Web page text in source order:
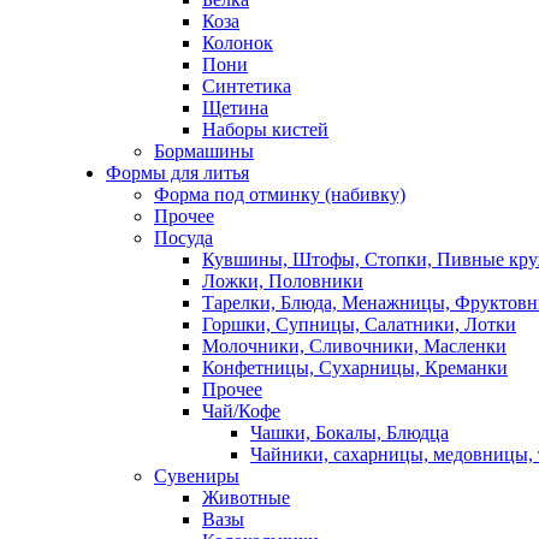
Коза
Колонок
Пони
Синтетика
Щетина
Наборы кистей
Бормашины
Формы для литья
Форма под отминку (набивку)
Прочее
Посуда
Кувшины, Штофы, Стопки, Пивные
Ложки, Половники
Тарелки, Блюда, Менажницы,
Горшки, Супницы, Салатники, Лотки
Молочники, Сливочники, Масленки
Конфетницы, Сухарницы, Креманки
Прочее
Чай/Кофе
Чашки, Бокалы, Блюдца
Чайники, сахарницы, медовницы,
Сувениры
Животные
Вазы